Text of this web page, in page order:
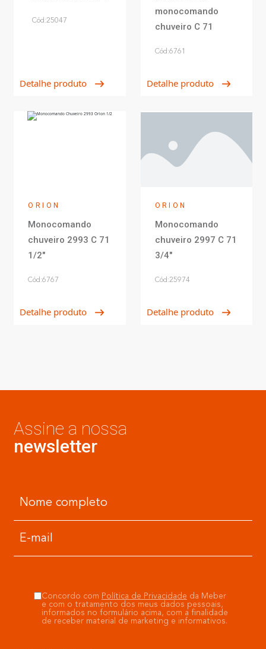
Cód:25047
Detalhe produto
monocomando
chuveiro C 71
Cód:6761
Detalhe produto
ORION
Monocomando
chuveiro 2993 C 71
1/2"
Cód:6767
Detalhe produto
ORION
Monocomando
chuveiro 2997 C 71
3/4"
Cód:25974
Detalhe produto
Assine a nossa
newsletter
Concordo com Política de Privacidade da Meber
e com o tratamento dos meus dados pessoais,
informados no formulário acima, com a finalidade
de receber material de marketing e informativos.